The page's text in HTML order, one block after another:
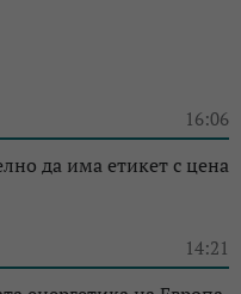
16:06
да има етикет с цена
14:21